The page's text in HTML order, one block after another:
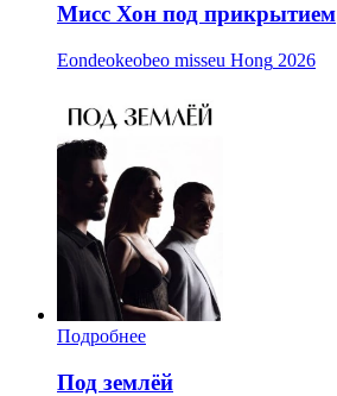
Мисс Хон под прикрытием
Eondeokeobeo misseu Hong 2026
Подробнее
Под землёй